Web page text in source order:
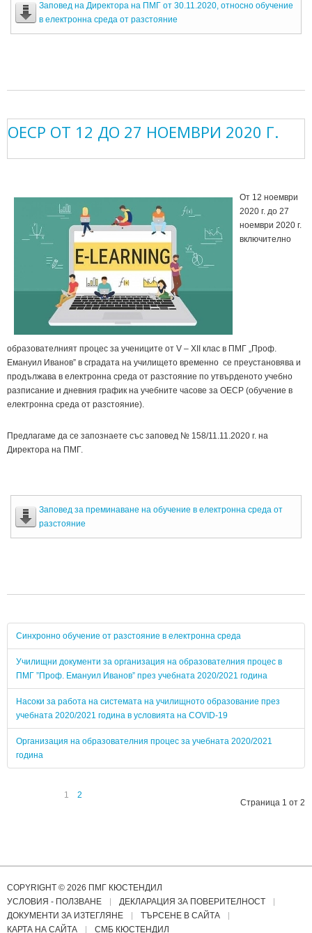
Заповед на Директора на ПМГ от 30.11.2020, относно обучение
в електронна среда от разстояние
ОЕСР ОТ 12 ДО 27 НОЕМВРИ 2020 Г.
От 12 ноември
2020 г. до 27
ноември 2020 г.
включително
образователният процес за учениците от V – XII клас в ПМГ „Проф.
Емануил Иванов” в сградата на училището временно се преустановява и
продължава в електронна среда от разстояние по утвърденото учебно
разписание и дневния график на учебните часове за ОЕСР (обучение в
електронна среда от разстояние).
Предлагаме да се запознаете със заповед № 158/11.11.2020 г. на
Директора на ПМГ.
Заповед за преминаване на обучение в електронна среда от
разстояние
Синхронно обучение от разстояние в електронна среда
Училищни документи за организация на образователния процес в
ПМГ ”Проф. Емануил Иванов” през учебната 2020/2021 година
Насоки за работа на системата на училищното образование през
учебната 2020/2021 година в условията на COVID-19
Организация на образователния процес за учебната 2020/2021
година
Страница 1 от 2
1 2
COPYRIGHT © 2026 ПМГ КЮСТЕНДИЛ
УСЛОВИЯ - ПОЛЗВАНЕ
ДЕКЛАРАЦИЯ ЗА ПОВЕРИТЕЛНОСТ
ДОКУМЕНТИ ЗА ИЗТЕГЛЯНЕ
ТЪРСЕНЕ В САЙТА
КАРТА НА САЙТА
СМБ КЮСТЕНДИЛ